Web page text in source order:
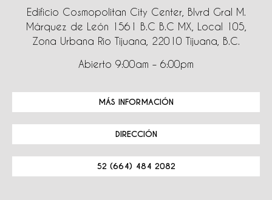
Edificio Cosmopolitan City Center, Blvrd Gral M.
Márquez de León 1561 B.C B.C MX, Local 105,
Zona Urbana Rio Tijuana, 22010 Tijuana, B.C.
Abierto 9:00am – 6:00pm
MÁS INFORMACIÓN
DIRECCIÓN
52 (664) 484 2082